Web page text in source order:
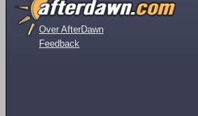
Over AfterDawn
Feedback